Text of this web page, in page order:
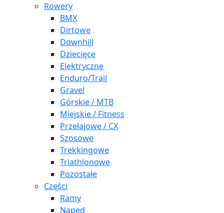
Rowery
BMX
Dirtowe
Downhill
Dziecięce
Elektryczne
Enduro/Trail
Gravel
Górskie / MTB
Miejskie / Fitness
Przełajowe / CX
Szosowe
Trekkingowe
Triathlonowe
Pozostałe
Części
Ramy
Napęd